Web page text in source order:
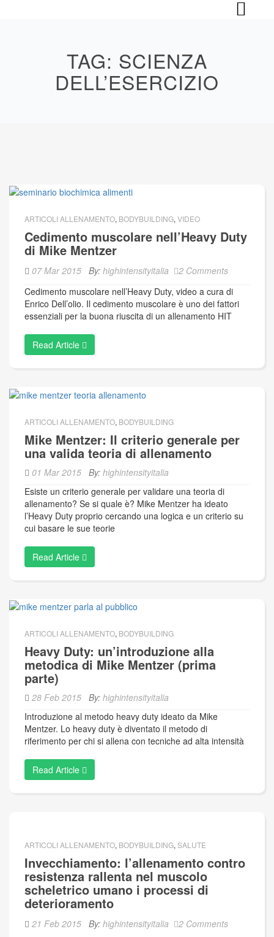
TAG: SCIENZA
DELL’ESERCIZIO
ARTICOLI ALLENAMENTO, BODYBUILDING, VIDEO
Cedimento muscolare nell’Heavy Duty
di Mike Mentzer
07 Mar 2015 By: highintensityitalia
2 Comments
Cedimento muscolare nell’Heavy Duty, video a cura di
Enrico Dell’olio. Il cedimento muscolare è uno dei fattori
essenziali per la buona riuscita di un allenamento HIT
Read Article
ARTICOLI ALLENAMENTO, BODYBUILDING
Mike Mentzer: Il criterio generale per
una valida teoria di allenamento
01 Mar 2015 By: highintensityitalia
Esiste un criterio generale per validare una teoria di
allenamento? Se si quale è? Mike Mentzer ha ideato
l’Heavy Duty proprio cercando una logica e un criterio su
cui basare le sue teorie
Read Article
ARTICOLI ALLENAMENTO, BODYBUILDING
Heavy Duty: un’introduzione alla
metodica di Mike Mentzer (prima
parte)
28 Feb 2015 By: highintensityitalia
Introduzione al metodo heavy duty ideato da Mike
Mentzer. Lo heavy duty è diventato il metodo di
riferimento per chi si allena con tecniche ad alta intensità
Read Article
ARTICOLI ALLENAMENTO, BODYBUILDING, SALUTE
Invecchiamento: l’allenamento contro
resistenza rallenta nel muscolo
scheletrico umano i processi di
deterioramento
21 Feb 2015 By: highintensityitalia
2 Comments